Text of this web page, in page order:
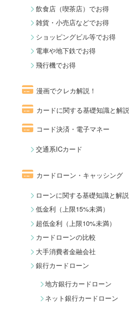
飲食店（喫茶店）でお得
雑貨・小売店などでお得
ショッピングビル等でお得
電車や地下鉄でお得
飛行機でお得
漫画でクレカ解説！
カードに関する基礎知識と解説
コード決済・電子マネー
交通系ICカード
カードローン・キャッシング
ローンに関する基礎知識と解説
低金利（上限15%未満）
超低金利（上限10%未満）
カードローンの比較
大手消費者金融会社
銀行カードローン
地方銀行カードローン
ネット銀行カードローン